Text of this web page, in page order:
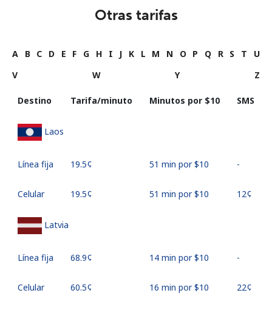
Otras tarifas
A B C D E F G H I J K L M N O P Q R S T
U
V
W Y Z
Destino Tarifa/minuto Minutos por ⁦$10⁩ SMS
Laos
Línea fija ⁦19.5¢⁩ 51 min por ⁦$10⁩ -
Celular ⁦19.5¢⁩ 51 min por ⁦$10⁩ ⁦12¢⁩
Latvia
Línea fija ⁦68.9¢⁩ 14 min por ⁦$10⁩ -
Celular ⁦60.5¢⁩ 16 min por ⁦$10⁩ ⁦22¢⁩